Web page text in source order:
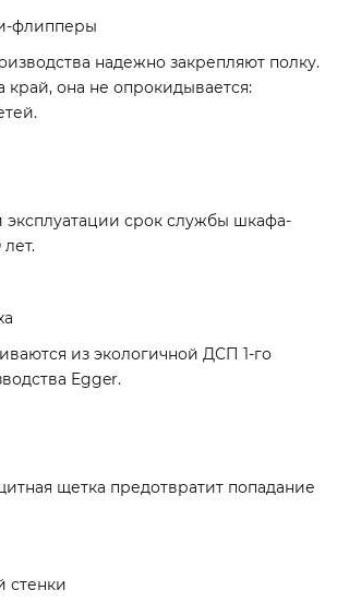
флипперы
надежно закрепляют полку.
край, она не опрокидывается:
срок службы шкафа-
из экологичной ДСП 1-го
Egger.
щетка предотвратит попадание
стенки